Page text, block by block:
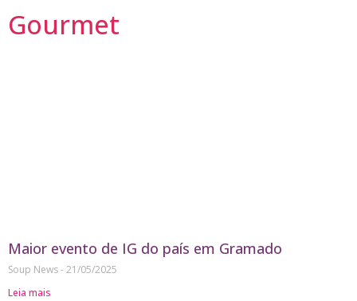
Gourmet
Maior evento de IG do país em Gramado
Soup News 21/05/2025
Leia mais